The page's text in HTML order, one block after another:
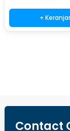
+
Contact